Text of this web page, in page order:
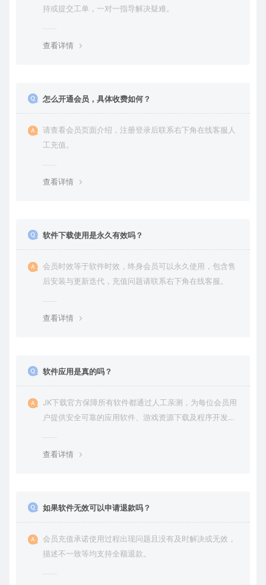
持或提交工单，一对一指导解决疑难。
查看详情
怎么开通会员，具体收费如何？
请查看会员页面介绍，注册登录后联系右下角在线客服人
工充值。
查看详情
软件下载使用是永久有效吗？
会员时效等于软件时效，终身会员可以永久使用，包含售
后安装与更新迭代，充值问题请联系右下角在线客服。
查看详情
软件应用是真的吗？
JK下载官方保障所有软件都通过人工亲测，为每位会员用
户提供安全可靠的应用软件、游戏资源下载及程序开发服
查看详情
如果软件无效可以申请退款吗？
会员充值承诺使用过程出现问题且没有及时解决或无效，
描述不一致等均支持全额退款。